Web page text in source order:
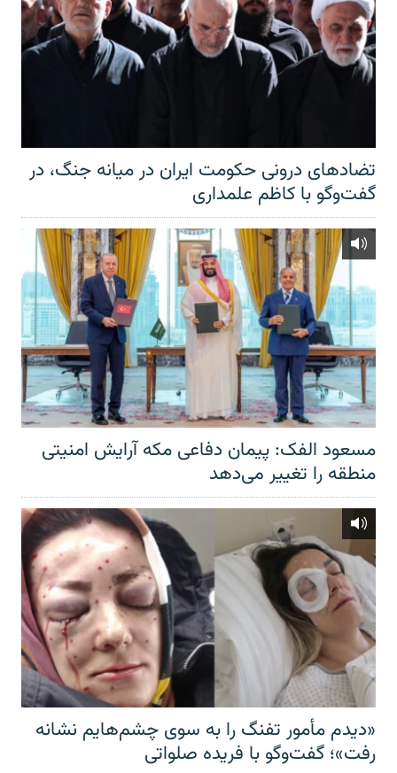
تضادهای درونی حکومت ایران در میانه جنگ، در
گفت‌‌وگو با کاظم علمداری
مسعود الفک: پیمان دفاعی مکه آرایش امنیتی
منطقه را تغییر می‌دهد
«دیدم مأمور تفنگ را به سوی چشم‌هایم نشانه
رفت»؛ گفت‌و‌گو با فریده صلواتی